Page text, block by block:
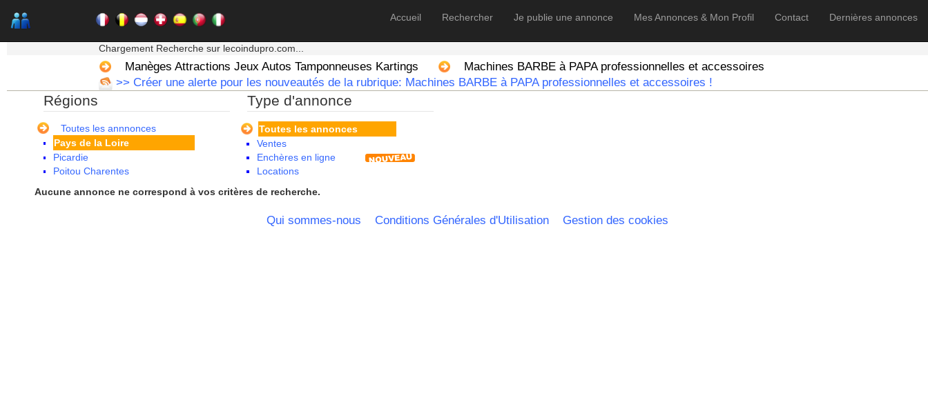
Accueil Rechercher Je publie une annonce Mes Annonces & Mon Profil Contact
Dernières annonces
Chargement Recherche sur lecoindupro.com...
Manèges Attractions Jeux Autos Tamponneuses Kartings
Machines BARBE à PAPA professionnelles et accessoires
>> Créer une alerte pour les nouveautés de la rubrique: Machines BARBE à PAPA professionnelles et accessoires !
Régions
Toutes les annnonces
Languedoc Roussillon
Lorraine
Midi Pyrenees - Espagne -
Portugal
Nord Pas de Calais - Belgique -
Pays Bas
Pays de la Loire
Picardie
Poitou Charentes
Provence Alpes Cote d'Azur -
Type d'annonce
Toutes les annonces
Ventes
Enchères en ligne
Locations
Aucune annonce ne correspond à vos critères de recherche.
Qui sommes-nous Conditions Générales d'Utilisation Gestion des cookies